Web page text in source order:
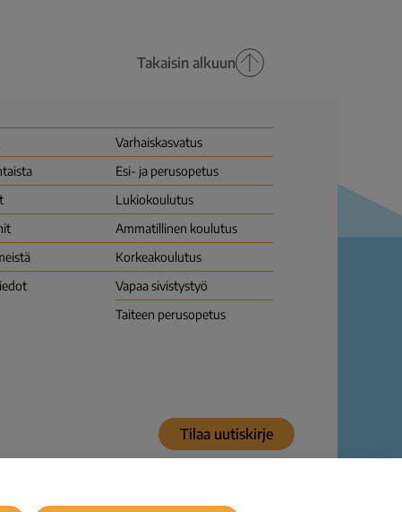
Takaisin alkuun
Varhais­kasvatus
Esi- ja perusopetus
Lukio­koulutus
Ammatillinen koulutus
Korkea­koulutus
Vapaa sivistys­työ
Taiteen perusopetus
Tilaa uutiskirje